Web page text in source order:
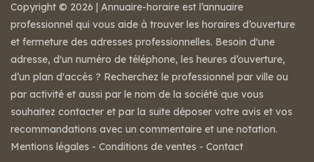
Copyright © 2026 | Annuaire-horaire est l’annuaire
professionnel qui vous aide à trouver les horaires d’ouverture
et fermeture des adresses professionnelles. Besoin d'une
adresse, d'un numéro de téléphone, les heures d’ouverture,
d’un plan d'accès ? Recherchez le professionnel par ville ou
par activité et aussi par le nom de la société que vous
souhaitez contacter et par la suite déposer votre avis et vos
recommandations avec un commentaire et une notation.
Mentions légales - Conditions de ventes - Contact